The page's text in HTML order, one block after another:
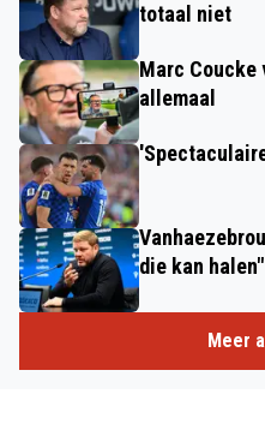
totaal niet
Marc Coucke
allemaal
die kan halen"
Meer